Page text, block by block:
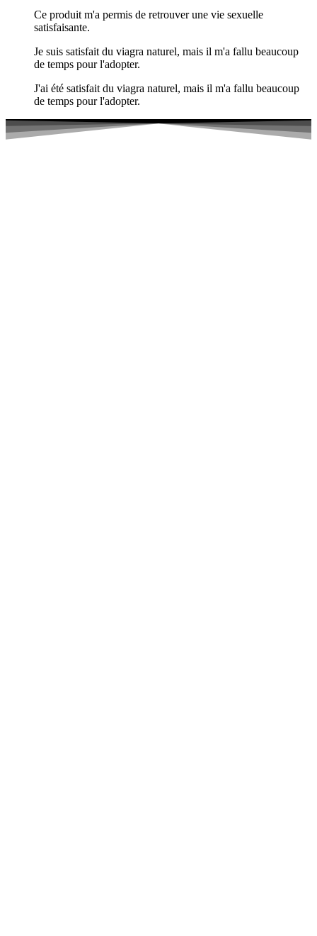
Ce produit m'a permis de retrouver une vie sexuelle
satisfaisante.
Je suis satisfait du viagra naturel, mais il m'a fallu beaucoup
de temps pour l'adopter.
J'ai été satisfait du viagra naturel, mais il m'a fallu beaucoup
de temps pour l'adopter.